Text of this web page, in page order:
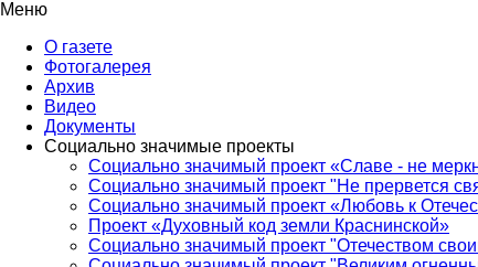
Меню
О газете
Фотогалерея
Архив
Видео
Документы
Социально значимые проекты
Социально значимый проект «Славе - не
Социально значимый проект "Не прервется
Социально значимый проект «Любовь к
Проект «Духовный код земли Краснинской»
Социально значимый проект "Отечеством